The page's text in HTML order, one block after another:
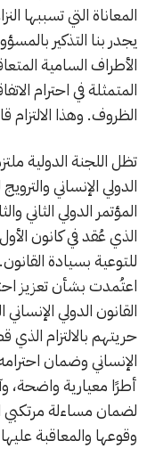
المعاناة التي تسببها
يجدر بنا التذكير
المتمثلة في احترام
الظروف. وهذا الالتزام
تظل اللجنة الدولية
الدولي الإنساني
المؤتمر الدولي الثاني
للتوعية بسيادة
اعتُمدت بشأن تعزيز
القانون الدولي
حريتهم بالالتزام الذي
الإنساني وضمان
أطرًا معيارية واضحة،
لضمان مساءلة مرتكبي
وقوعها والمعاقبة